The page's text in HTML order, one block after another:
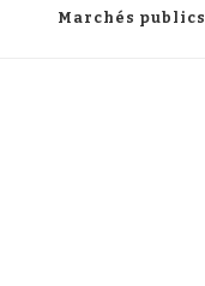
Marchés publics